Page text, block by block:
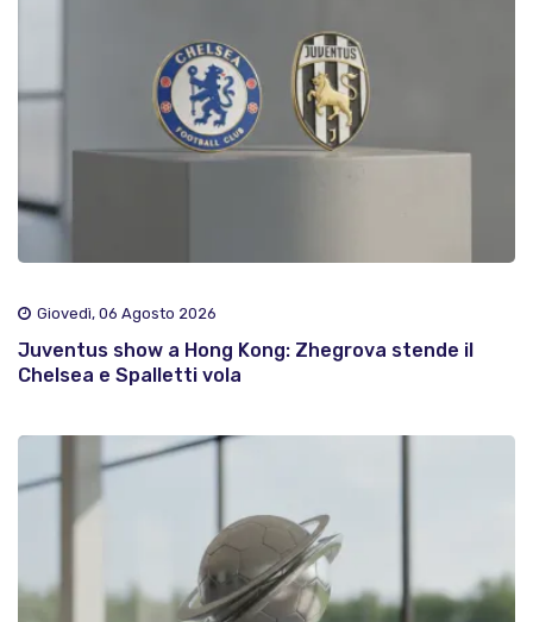
Giovedì, 06 Agosto 2026
Juventus show a Hong Kong: Zhegrova stende il
Chelsea e Spalletti vola